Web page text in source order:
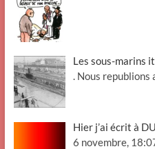
Les sous-marins
. Nous republions
Hier j’ai écrit à
6 novembre,